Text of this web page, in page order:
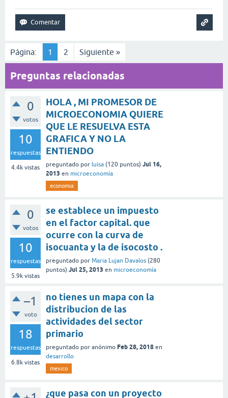
Página: 1 2 Siguiente »
Preguntas relacionadas
0
votos
10
respuestas
4.4k vistas
HOLA , MI PROMESOR DE
MICROECONOMIA QUIERE
QUE LE RESUELVA ESTA
GRAFICA Y NO LA
ENTIENDO
preguntado por luisa (120 puntos) Jul 16,
2013 en microeconomía
economia
0
votos
10
respuestas
5.9k vistas
se establece un impuesto
en el factor capital. que
ocurre con la curva de
isocuanta y la de isocosto .
preguntado por Maria Lujan Davalos (280
puntos) Jul 25, 2013 en microeconomía
–1
voto
18
respuestas
6.8k vistas
no tienes un mapa con la
distribucion de las
actividades del sector
primario
preguntado por anónimo Feb 28, 2018 en
desarrollo
mexico
¿que pasa con un proyecto